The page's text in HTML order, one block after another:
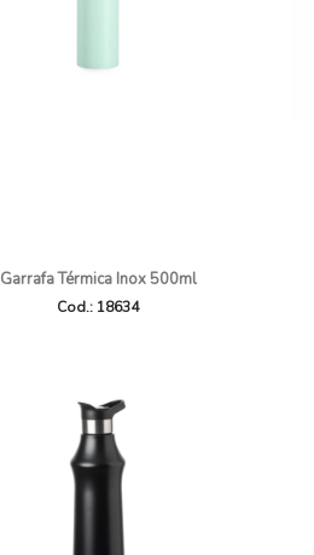
Garrafa Térmica Inox 500ml
Cod.: 18634